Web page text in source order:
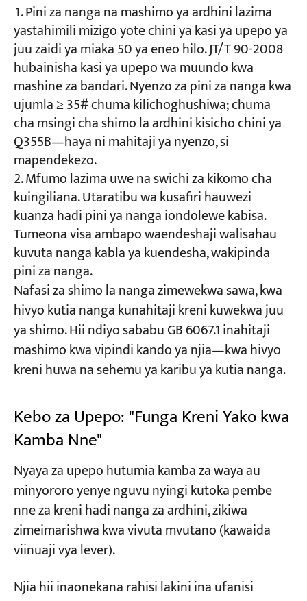
Pini za nanga na mashimo ya ardhini lazima
yastahimili mizigo yote chini ya kasi ya upepo ya
juu zaidi ya miaka 50 ya eneo hilo. JT/T 90-2008
hubainisha kasi ya upepo wa muundo kwa
mashine za bandari. Nyenzo za pini za nanga kwa
ujumla ≥ 35# chuma kilichoghushiwa; chuma
cha msingi cha shimo la ardhini kisicho chini ya
Q355B—haya ni mahitaji ya nyenzo, si
mapendekezo.
Mfumo lazima uwe na swichi za kikomo cha
kuingiliana. Utaratibu wa kusafiri hauwezi
kuanza hadi pini ya nanga iondolewe kabisa.
Tumeona visa ambapo waendeshaji walisahau
kuvuta nanga kabla ya kuendesha, wakipinda
pini za nanga.
Nafasi za shimo la nanga zimewekwa sawa, kwa
hivyo kutia nanga kunahitaji kreni kuwekwa juu
ya shimo. Hii ndiyo sababu GB 6067.1 inahitaji
mashimo kwa vipindi kando ya njia—kwa hivyo
kreni huwa na sehemu ya karibu ya kutia nanga.
Kebo za Upepo: "Funga Kreni Yako kwa
Kamba Nne"
Nyaya za upepo hutumia kamba za waya au
minyororo yenye nguvu nyingi kutoka pembe
nne za kreni hadi nanga za ardhini, zikiwa
zimeimarishwa kwa vivuta mvutano (kawaida
viinuaji vya lever).
Njia hii inaonekana rahisi lakini ina ufanisi